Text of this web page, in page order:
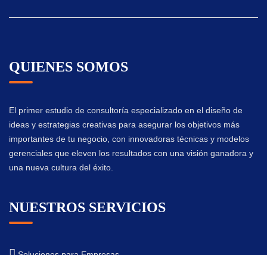
QUIENES SOMOS
El primer estudio de consultoría especializado en el diseño de
ideas y estrategias creativas para asegurar los objetivos más
importantes de tu negocio, con innovadoras técnicas y modelos
gerenciales que eleven los resultados con una visión ganadora y
una nueva cultura del éxito.
NUESTROS SERVICIOS